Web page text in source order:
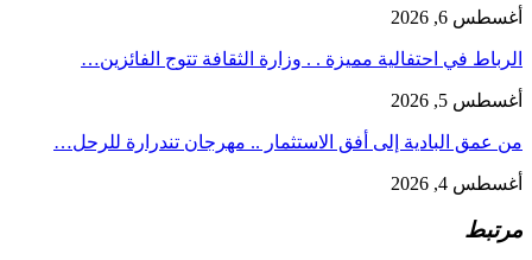
أغسطس 6, 2026
الرباط في احتفالية مميزة . . وزارة الثقافة تتوج الفائزين…
أغسطس 5, 2026
من عمق البادية إلى أفق الاستثمار .. مهرجان تندرارة للرحل…
أغسطس 4, 2026
مرتبط